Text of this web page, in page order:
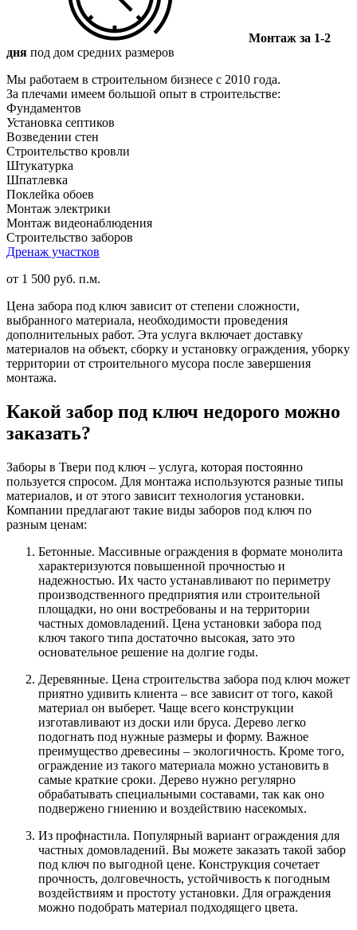
Монтаж за 1-2
дня под дом средних размеров
Мы работаем в строительном бизнесе с 2010 года.
За плечами имеем большой опыт в строительстве:
Фундаментов
Установка септиков
Возведении стен
Строительство кровли
Штукатурка
Шпатлевка
Поклейка обоев
Монтаж электрики
Монтаж видеонаблюдения
Строительство заборов
Дренаж участков
от 1 500 руб. п.м.
Цена забора под ключ зависит от степени сложности,
выбранного материала, необходимости проведения
дополнительных работ. Эта услуга включает доставку
материалов на объект, сборку и установку ограждения, уборку
территории от строительного мусора после завершения
монтажа.
Какой забор под ключ недорого можно
заказать?
Заборы в Твери под ключ – услуга, которая постоянно
пользуется спросом. Для монтажа используются разные типы
материалов, и от этого зависит технология установки.
Компании предлагают такие виды заборов под ключ по
разным ценам:
Бетонные. Массивные ограждения в формате монолита
характеризуются повышенной прочностью и
надежностью. Их часто устанавливают по периметру
производственного предприятия или строительной
площадки, но они востребованы и на территории
частных домовладений. Цена установки забора под
ключ такого типа достаточно высокая, зато это
основательное решение на долгие годы.
Деревянные. Цена строительства забора под ключ может
приятно удивить клиента – все зависит от того, какой
материал он выберет. Чаще всего конструкции
изготавливают из доски или бруса. Дерево легко
подогнать под нужные размеры и форму. Важное
преимущество древесины – экологичность. Кроме того,
ограждение из такого материала можно установить в
самые краткие сроки. Дерево нужно регулярно
обрабатывать специальными составами, так как оно
подвержено гниению и воздействию насекомых.
Из профнастила. Популярный вариант ограждения для
частных домовладений. Вы можете заказать такой забор
под ключ по выгодной цене. Конструкция сочетает
прочность, долговечность, устойчивость к погодным
воздействиям и простоту установки. Для ограждения
можно подобрать материал подходящего цвета.